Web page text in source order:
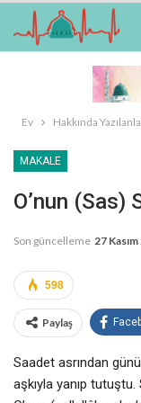
Ev Hakkında
MAKALE
O’nun (sas)
Son güncelleme 27
598
Paylaş
Saadet asrından
aşkıyla yanıp